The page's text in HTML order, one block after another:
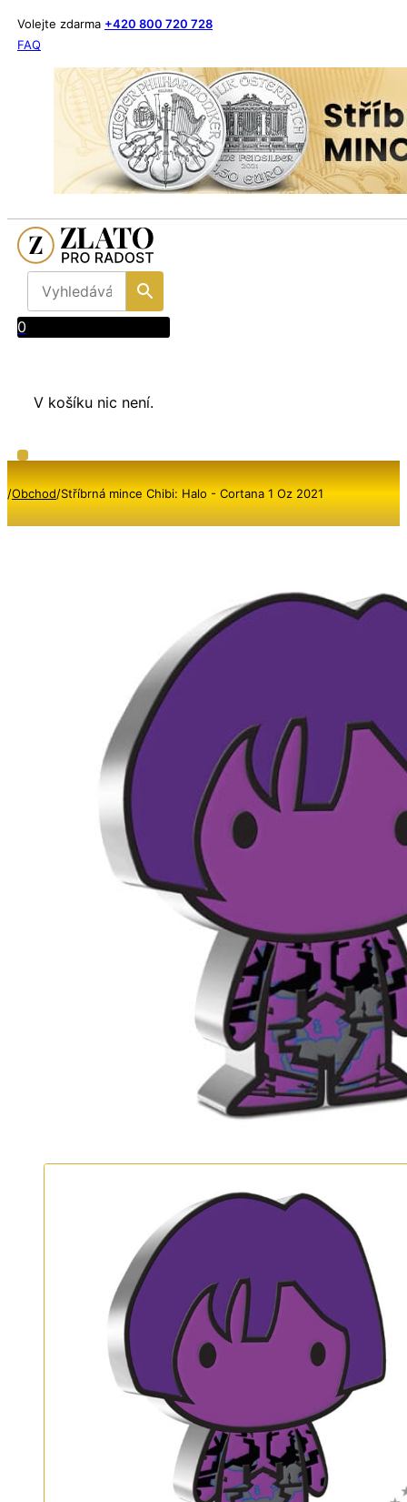
Volejte zdarma +420 800 720 728
FAQ
0
V košíku nic není.
/Obchod/Stříbrná mince Chibi: Halo - Cortana 1 Oz 2021